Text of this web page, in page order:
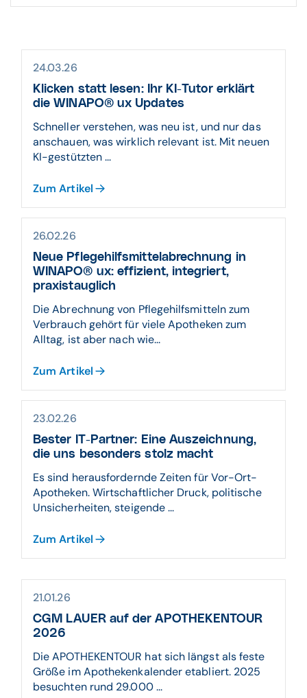
24.03.26
Klicken statt lesen: Ihr KI-Tutor erklärt
die WINAPO® ux Updates
Schneller verstehen, was neu ist, und nur das
anschauen, was wirklich relevant ist. Mit neuen
KI-gestützten ...
Zum Artikel
26.02.26
Neue Pflegehilfsmittelabrechnung in
WINAPO® ux: effizient, integriert,
praxistauglich
Die Abrechnung von Pflegehilfsmitteln zum
Verbrauch gehört für viele Apotheken zum
Alltag, ist aber nach wie...
Zum Artikel
23.02.26
Bester IT-Partner: Eine Auszeichnung,
die uns besonders stolz macht
Es sind herausfordernde Zeiten für Vor-Ort-
Apotheken. Wirtschaftlicher Druck, politische
Unsicherheiten, steigende ...
Zum Artikel
21.01.26
CGM LAUER auf der APOTHEKENTOUR
2026
Die APOTHEKENTOUR hat sich längst als feste
Größe im Apothekenkalender etabliert. 2025
besuchten rund 29.000 ...